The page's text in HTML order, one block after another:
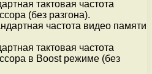
тактовая частота
(без разгона).
частота видео памяти
тактовая частота
в Boost режиме (без